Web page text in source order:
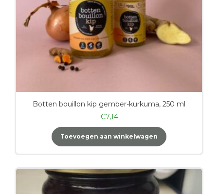
Botten bouillon kip gember-kurkuma, 250 ml
€7,14
Toevoegen aan winkelwagen